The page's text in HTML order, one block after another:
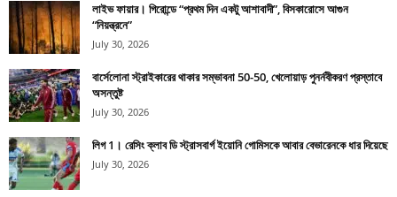
লাইভ ফায়ার। গিরোন্ডে “প্রথম দিন একটু আশাবাদী”, বিসকারোসে আগুন
“নিয়ন্ত্রনে”
July 30, 2026
বার্সেলোনা স্ট্রাইকারের থাকার সম্ভাবনা 50-50, খেলোয়াড় পুনর্নবীকরণ প্রস্তাবে
অসন্তুষ্ট
July 30, 2026
লিগ 1। রেসিং ক্লাব ডি স্ট্রাসবার্গ ইয়োনি গোমিসকে আবার বেভারেনকে ধার দিয়েছে
July 30, 2026